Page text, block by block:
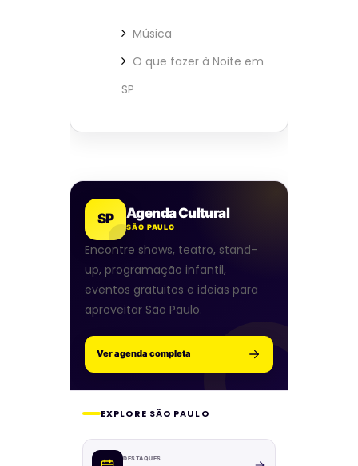
Música
O que fazer à Noite em
SP
SP Agenda Cultural
SÃO PAULO
Encontre shows, teatro, stand-
up, programação infantil,
eventos gratuitos e ideias para
aproveitar São Paulo.
Ver agenda completa
EXPLORE SÃO PAULO
DESTAQUES